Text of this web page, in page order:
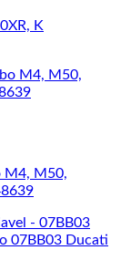
K
M4, M50,